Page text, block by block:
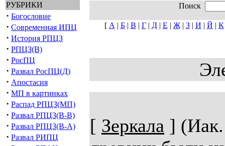
РУБРИКИ
· Богословие
· Современная ИПЦ
· История РПЦЗ
· РПЦЗ(В)
· РосПЦ
· Развал РосПЦ(Д)
· Апостасия
· МП в картинках
· Распад РПЦЗ(МП)
· Развал РПЦЗ(В-В)
· Развал РПЦЗ(В-А)
· Развал РИПЦ
Поиск
[ А | Б| В | Г| Д| Е | Ж| З| И | Й | К
[ Зеркала ] (Иак.